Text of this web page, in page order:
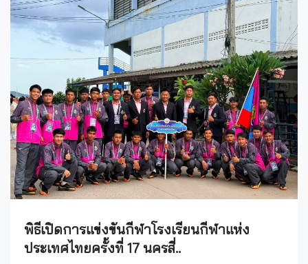
พิธีเปิดการแข่งขันกีฬาโรงเรียนกีฬาแห่ง
ประเทศไทยครั้งที่ 17 นครสี่..